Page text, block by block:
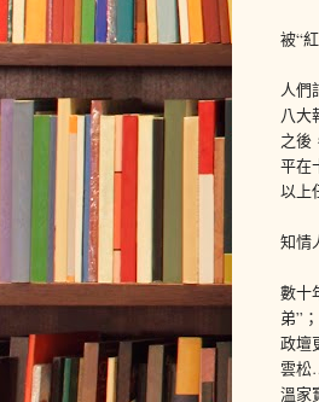
被“
人們
八大
之後
平在
以上
知情
數十
弟”
政壇
雲松
溫家